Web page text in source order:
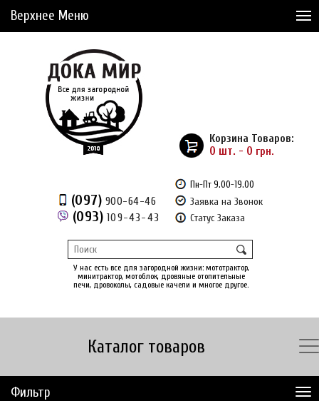
Верхнее Меню
Доставка и Оплата
Рассрочка
Доставка из Америки
Отложенные товары (0)
(097) 900-64-46
(093) 109-43-43
Пн-Пт 9.00-19.00
Заявка на Звонок
Статус Заказа
У нас есть все для загородной жизни: мототрактор,
минитрактор, мотоблок, дровяные отопительные
печи, дровоколы, садовые качели и многое другое.
Корзина Товаров:
0 шт. - 0 грн.
Каталог товаров
Фильтр